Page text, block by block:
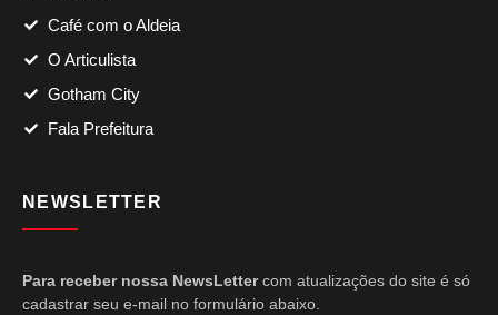
Café com o Aldeia
O Articulista
Gotham City
Fala Prefeitura
NEWSLETTER
Para receber nossa NewsLettercom atualizações do site é só
cadastrar seu e-mail no formulário abaixo.